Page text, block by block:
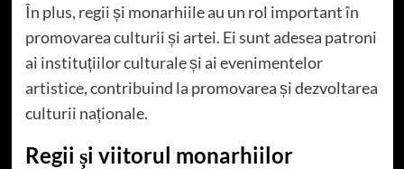
În plus, regii și monarhiile au un rol important în
promovarea culturii și artei. Ei sunt adesea patroni
ai instituțiilor culturale și ai evenimentelor
artistice, contribuind la promovarea și dezvoltarea
culturii naționale.
Regii și viitorul monarhiilor